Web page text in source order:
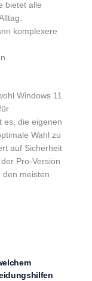
bietet alle
komplexere
Windows 11
es, die eigenen
Wahl zu
auf Sicherheit
Pro-Version
den meisten